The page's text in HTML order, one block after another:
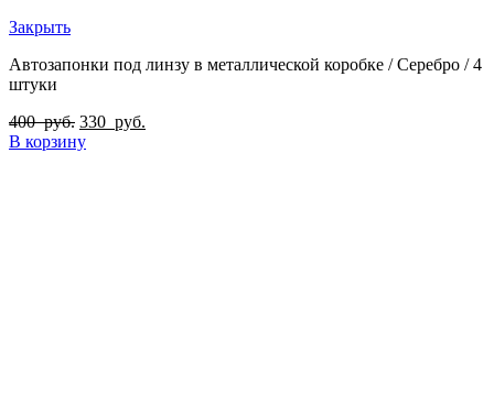
Закрыть
Автозапонки под линзу в металлической коробке / Серебро / 4
штуки
400руб. 330 руб.
В корзину